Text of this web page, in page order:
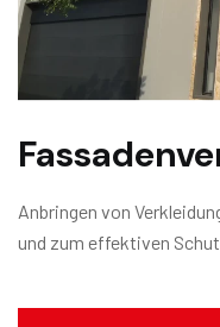
Anbringen von
und zum effektiven